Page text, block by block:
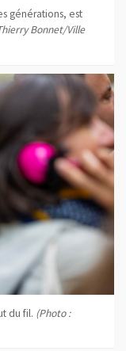
générations, est
Bonnet/Ville
du fil. (Photo :